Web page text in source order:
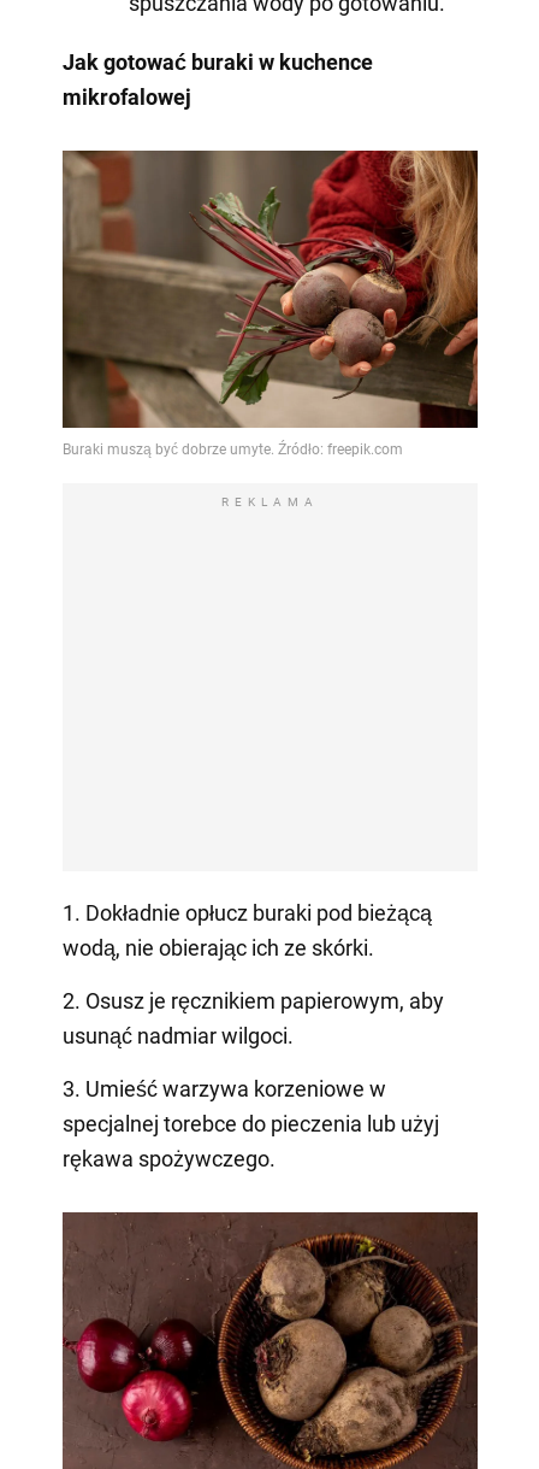
Jak gotować buraki w kuchence
mikrofalowej
REKLAMA
1. Dokładnie opłucz buraki pod bieżącą
wodą, nie obierając ich ze skórki.
2. Osusz je ręcznikiem papierowym, aby
usunąć nadmiar wilgoci.
3. Umieść warzywa korzeniowe w
specjalnej torebce do pieczenia lub użyj
rękawa spożywczego.